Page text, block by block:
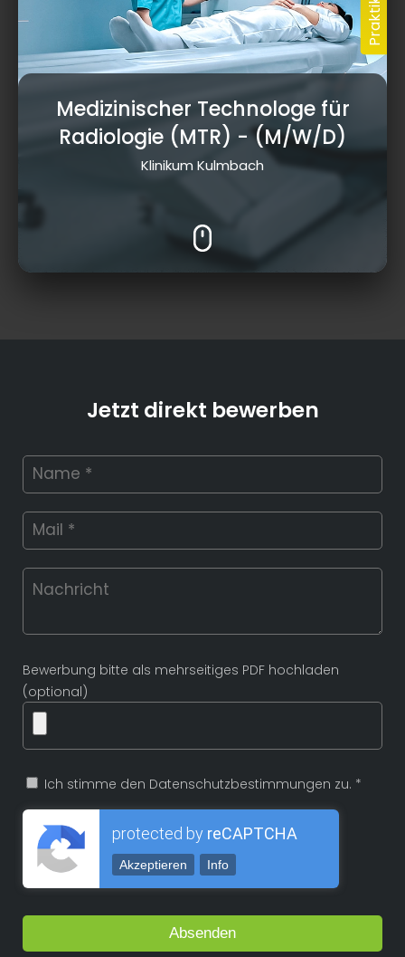
Medizinischer Technologe für
Radiologie (MTR) - (M/W/D)
Klinikum Kulmbach
Jetzt direkt bewerben
Bewerbung bitte als mehrseitiges PDF hochladen
(optional)
Ich stimme den Datenschutzbestimmungen zu. *
protected by reCAPTCHA
Akzeptieren Info